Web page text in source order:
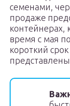
семенами,
продаже
контейнерах,
время с мая
короткий